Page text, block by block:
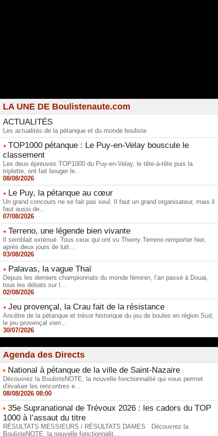
LA UNE DE Boulistenaute.com
ACTUALITÉS
Les actualités de la pétanque et du monde bouliste
TOP1000 pétanque : Le Puy-en-Velay bouscule le
classement
Les deux épreuves TOP1000 du Puy-en-Velay, le tête-à-tête puis la
triplette, ont fait bouger le...
08/08/2026
Le Puy, la pétanque au cœur
Un grand concours ne se fait pas seul. Il faut un grand organisateur, mais il
faut aussi de...
07/08/2026
Terreno, une légende bien vivante
Il semblait exténué. Tous ceux qui ont vu Thierry Terreno remporter hier,
après deux jours de lutt...
03/08/2026
Palavas, la vague Thaï
Depuis les derniers championnats du monde féminin, l’an passé à Douai,
tous les débats sur l...
02/08/2026
Jeu provençal, la Crau fait de la résistance
Ancêtre de la pétanque et trésor historique du jeu de boules en région Sud,
le jeu provençal vien...
30/07/2026
Agenda des Directs
National à pétanque de la ville de Saint-Nazaire
Découvrez la BoulisteNOTE, la nouvelle fonctionnalité qui vous permet
d'évaluer les rencontres e...
08/08/2026 08:00
35e Supranational de Trévoux 2026 : les cadors du TOP
1000 à l’assaut du titre
RÉSULTATS MESSIEURS / RÉSULTATS DAMES Découvrez la
BoulisteNOTE, la nouvelle fonctionnalit...